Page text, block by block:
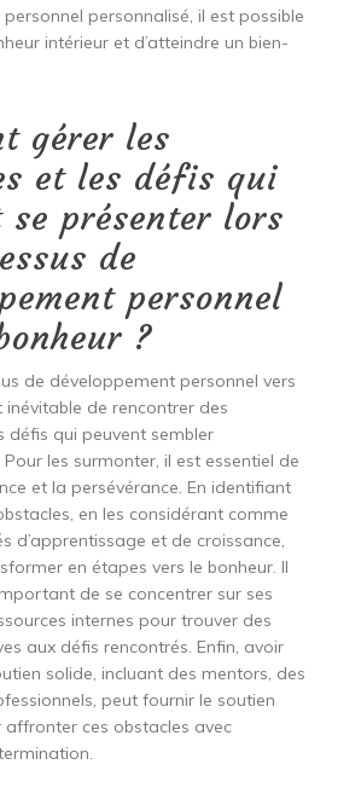
personnalisé, il est possible
intérieur et d’atteindre un bien-
gérer les
et les défis qui
se présenter lors
de
personnel
?
de développement personnel vers
inévitable de rencontrer des
défis qui peuvent sembler
les surmonter, il est essentiel de
et la persévérance. En identifiant
en les considérant comme
d’apprentissage et de croissance,
en étapes vers le bonheur. Il
de se concentrer sur ses
internes pour trouver des
aux défis rencontrés. Enfin, avoir
solide, incluant des mentors, des
peut fournir le soutien
affronter ces obstacles avec